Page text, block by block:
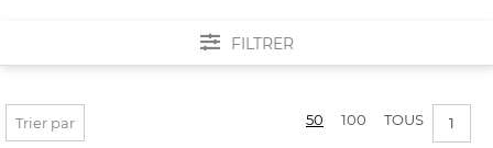
FILTRER
PRIX :0€ - 7€
Trier par 50 100 TOUS 1